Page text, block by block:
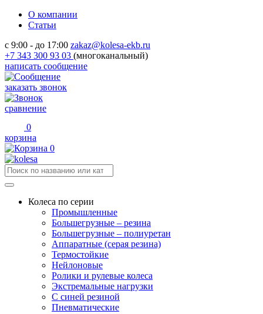
О компании
Статьи
с 9:00 - до 17:00 zakaz@kolesa-ekb.ru
+7 343 300 93 03 (многоканальный)
написать сообщение
заказать звонок
сравнение
0
корзина
0
Колеса по серии
Промышленные
Большегрузные – резина
Большегрузные – полиуретан
Аппаратные (серая резина)
Термостойкие
Нейлоновые
Ролики и рулевые колеса
Экстремальные нагрузки
С синей резиной
Пневматические